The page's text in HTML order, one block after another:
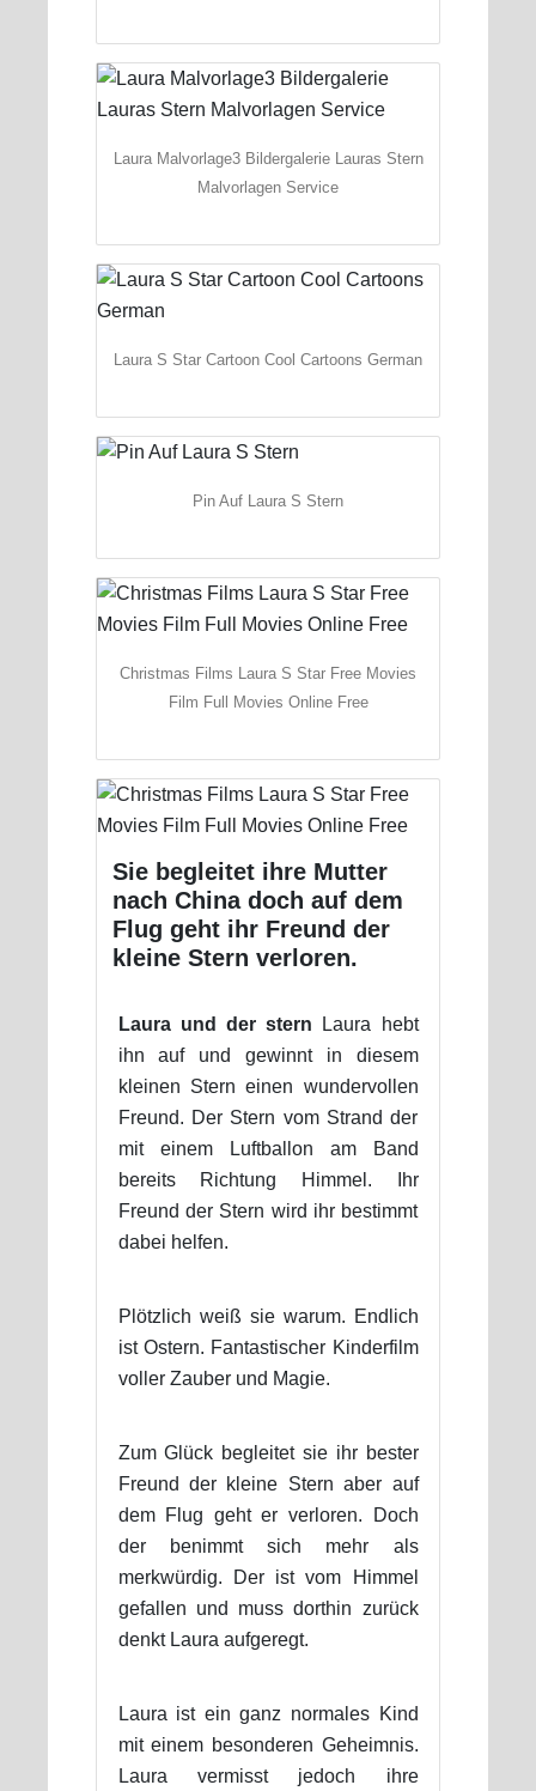
Laura Malvorlage3 Bildergalerie Lauras Stern
Malvorlagen Service
Laura S Star Cartoon Cool Cartoons German
Pin Auf Laura S Stern
Christmas Films Laura S Star Free Movies
Film Full Movies Online Free
Sie begleitet ihre Mutter
nach China doch auf dem
Flug geht ihr Freund der
kleine Stern verloren.
Laura und der stern Laura hebt
ihn auf und gewinnt in diesem
kleinen Stern einen wundervollen
Freund. Der Stern vom Strand der
mit einem Luftballon am Band
bereits Richtung Himmel. Ihr
Freund der Stern wird ihr bestimmt
dabei helfen.
Plötzlich weiß sie warum. Endlich
ist Ostern. Fantastischer Kinderfilm
voller Zauber und Magie.
Zum Glück begleitet sie ihr bester
Freund der kleine Stern aber auf
dem Flug geht er verloren. Doch
der benimmt sich mehr als
merkwürdig. Der ist vom Himmel
gefallen und muss dorthin zurück
denkt Laura aufgeregt.
Laura ist ein ganz normales Kind
mit einem besonderen Geheimnis.
Laura vermisst jedoch ihre